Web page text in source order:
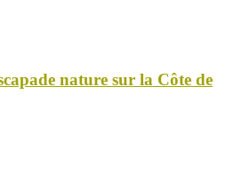
nature sur la Côte de